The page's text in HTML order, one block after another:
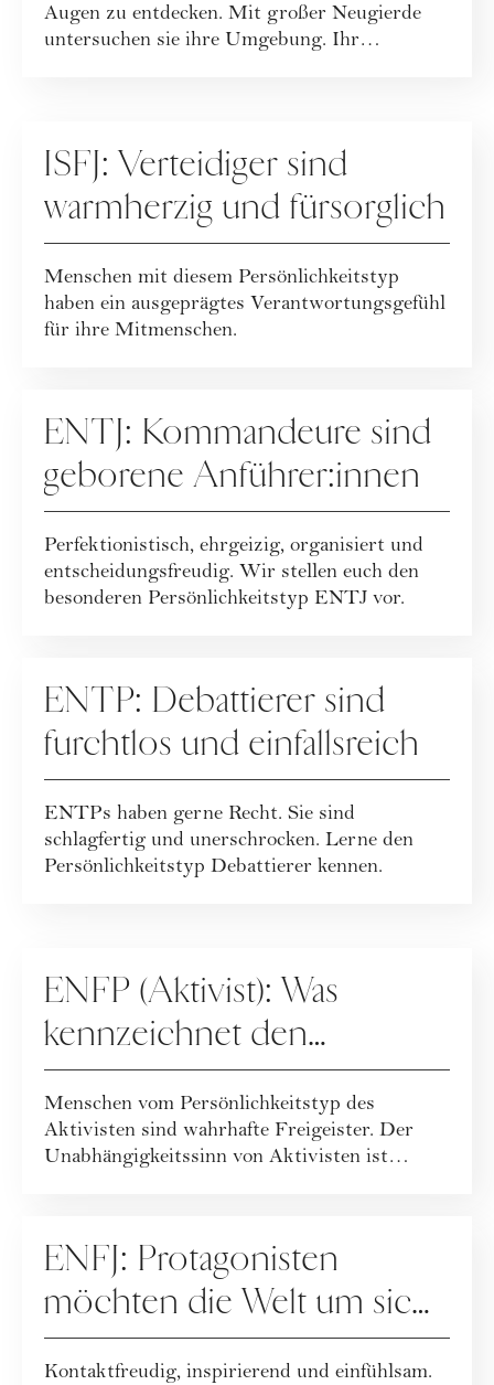
Augen zu entdecken. Mit großer Neugierde
untersuchen sie ihre Umgebung. Ihr
ISFJ: Verteidiger sind
warmherzig und fürsorglich
Menschen mit diesem Persönlichkeitstyp
haben ein ausgeprägtes Verantwortungsgefühl
für ihre Mitmenschen.
ENTJ: Kommandeure sind
geborene Anführer:innen
Perfektionistisch, ehrgeizig, organisiert und
entscheidungsfreudig. Wir stellen euch den
besonderen Persönlichkeitstyp ENTJ vor.
ENTP: Debattierer sind
furchtlos und einfallsreich
ENTPs haben gerne Recht. Sie sind
schlagfertig und unerschrocken. Lerne den
Persönlichkeitstyp Debattierer kennen.
ENFP (Aktivist): Was
kennzeichnet den
Persönlichkeitstypen?
Menschen vom Persönlichkeitstyp des
Aktivisten sind wahrhafte Freigeister. Der
Unabhängigkeitssinn von Aktivisten ist
ENFJ: Protagonisten
möchten die Welt um sich
herum positiv beeinflussen
Kontaktfreudig, inspirierend und einfühlsam.